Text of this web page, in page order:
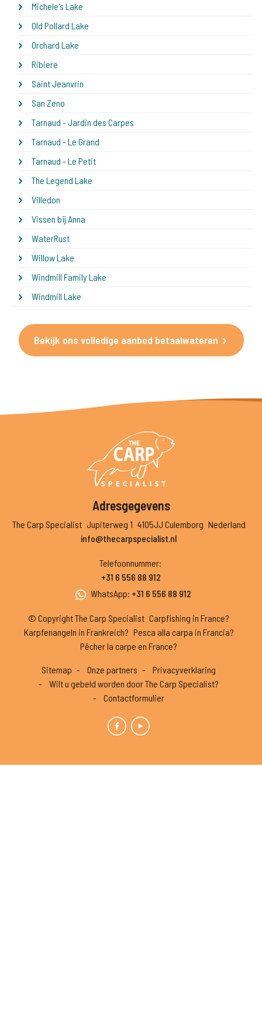
Michele's Lake
Old Pollard Lake
Orchard Lake
Ribiere
Saint Jeanvrin
San Zeno
Tarnaud - Jardin des Carpes
Tarnaud - Le Grand
Tarnaud - Le Petit
The Legend Lake
Villedon
Vissen bij Anna
WaterRust
Willow Lake
Windmill Family Lake
Windmill Lake
Bekijk ons volledige aanbod betaalwateren
Adresgegevens
The Carp Specialist Jupiterweg 1 4105JJ Culemborg Nederland
info@thecarpspecialist.nl
Telefoonnummer:
+31 6 556 88 912
WhatsApp: +31 6 556 88 912
© Copyright The Carp Specialist Carpfishing in France?
Karpfenangeln in Frankreich? Pesca alla carpa in Francia?
Pêcher la carpe en France?
Sitemap Onze partners
Privacyverklaring
Wilt u gebeld worden door The Carp Specialist?
Contactformulier